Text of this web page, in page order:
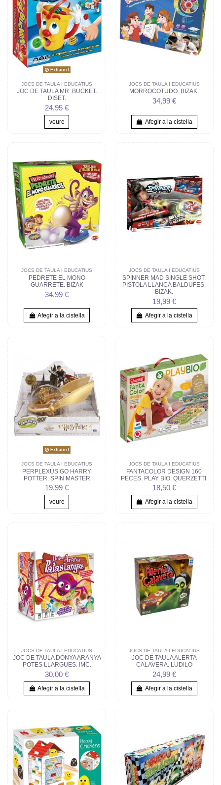
Exhaurit
JOCS DE TAULA I EDUCATIUS
JOC DE TAULA MR. BUCKET.
DISET.
24,95 €
veure
JOCS DE TAULA I EDUCATIUS
MORROCOTUDO. BIZAK.
34,99 €
Afegir a la cistella
JOCS DE TAULA I EDUCATIUS
PEDRETE EL MONO
GUARRETE. BIZAK
34,99 €
Afegir a la cistella
JOCS DE TAULA I EDUCATIUS
SPINNER MAD SINGLE SHOT.
PISTOLA LLANÇA BALDUFES.
BIZAK.
19,99 €
Afegir a la cistella
Exhaurit
JOCS DE TAULA I EDUCATIUS
PERPLEXUS GO HARRY
POTTER. SPIN MASTER
19,99 €
veure
JOCS DE TAULA I EDUCATIUS
FANTACOLOR DESIGN 160
PECES. PLAY BIO. QUERZETTI.
18,50 €
Afegir a la cistella
JOCS DE TAULA I EDUCATIUS
JOC DE TAULA DONYA ARANYA
POTES LLARGUES. IMC.
30,00 €
Afegir a la cistella
JOCS DE TAULA I EDUCATIUS
JOC DE TAULA ALERTA
CALAVERA. LUDILO
24,99 €
Afegir a la cistella